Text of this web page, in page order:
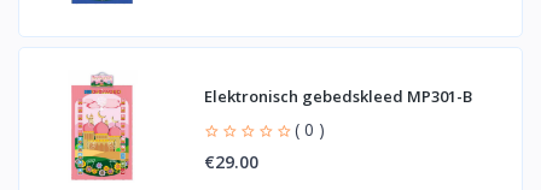
Elektronisch gebedskleed MP301-B
( 0 )
€29.00